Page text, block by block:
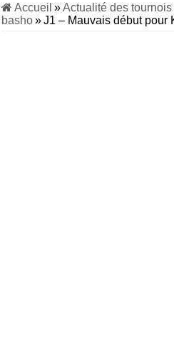
Accueil »Actualité des tournois
basho»J1 – Mauvais début pour